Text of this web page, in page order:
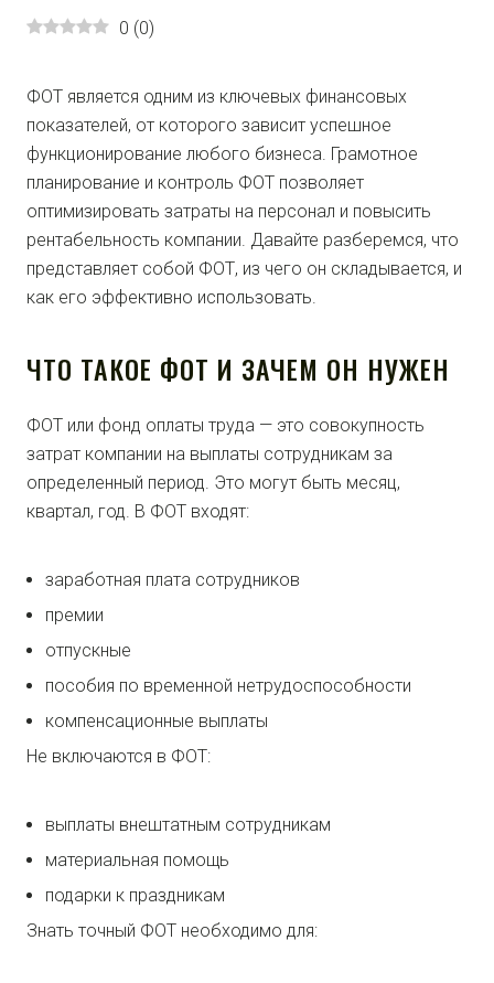
0 (0)
ФОТ является одним из ключевых финансовых
показателей, от которого зависит успешное
функционирование любого бизнеса. Грамотное
планирование и контроль ФОТ позволяет
оптимизировать затраты на персонал и повысить
рентабельность компании. Давайте разберемся, что
представляет собой ФОТ, из чего он складывается, и
как его эффективно использовать.
ЧТО ТАКОЕ ФОТ И ЗАЧЕМ ОН НУЖЕН
ФОТ или фонд оплаты труда — это совокупность
затрат компании на выплаты сотрудникам за
определенный период. Это могут быть месяц,
квартал, год. В ФОТ входят:
заработная плата сотрудников
премии
отпускные
пособия по временной нетрудоспособности
компенсационные выплаты
Не включаются в ФОТ:
выплаты внештатным сотрудникам
материальная помощь
подарки к праздникам
Знать точный ФОТ необходимо для: